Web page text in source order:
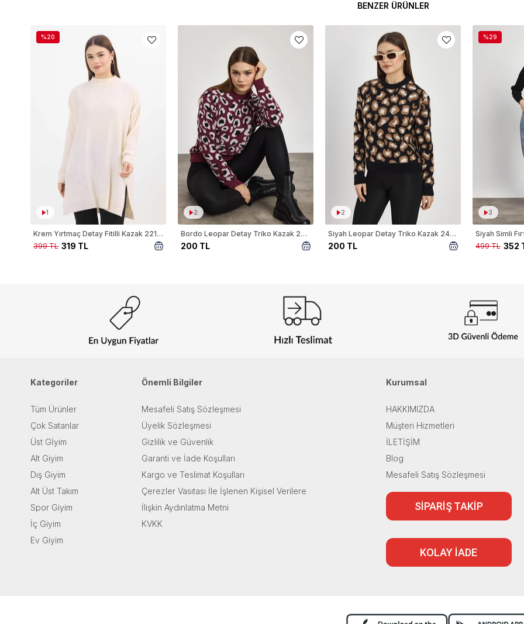
BENZER ÜRÜNLER
1
Krem Yırtmaç Detay Fitilli Kazak 22131
319 TL
399 TL
%20
2
Bordo Leopar Detay Triko Kazak 24342
200 TL
2
Siyah Leopar Detay Triko Kazak 24342
200 TL
3
Siyah Simli
352
499 TL
%29
Kategoriler
Tüm Ürünler
Çok Satanlar
Üst Gİyim
Alt Giyim
Dış Giyim
Alt Üst Takım
Spor Giyim
İç Giyim
Ev Giyim
Önemli Bilgiler
Mesafeli Satış Sözleşmesi
Üyelik Sözleşmesi
Gizlilik ve Güvenlik
Garanti ve İade Koşulları
Kargo ve Teslimat Koşulları
Çerezler Vasıtası İle İşlenen Kişisel Verilere
İlişkin Aydınlatma Metni
KVKK
Kurumsal
HAKKIMIZDA
Müşteri Hizmetleri
İLETİŞİM
Blog
Mesafeli Satış Sözleşmesi
SİPARİŞ TAKİP
KOLAY İADE